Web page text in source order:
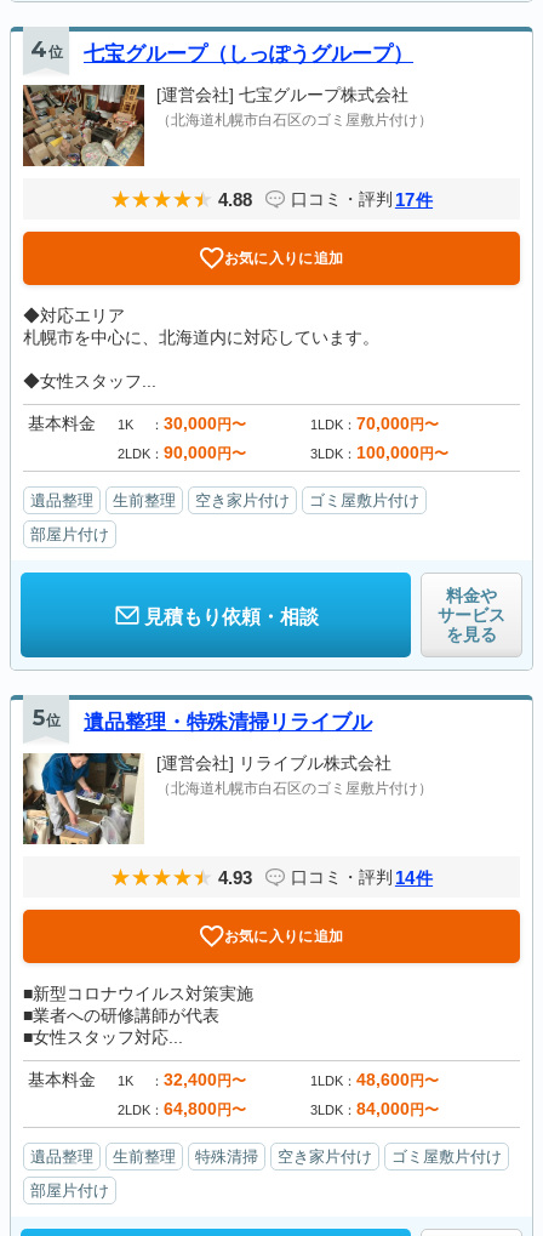
4位 七宝グループ（しっぽうグループ）
[運営会社] 七宝グループ株式会社
（北海道札幌市白石区のゴミ屋敷片付け）
4.88 口コミ・評判 17件
お気に入りに追加
◆対応エリア
札幌市を中心に、北海道内に対応しています。
◆女性スタッフ...
基本料金 1K 30,000円〜 1LDK 70,000円〜
2LDK 90,000円〜 3LDK 100,000円〜
遺品整理 生前整理 空き家片付け
ゴミ屋敷片付け
部屋片付け
見積もり依頼・相談
料金や
サービス
を見る
5位 遺品整理・特殊清掃リライブル
[運営会社] リライブル株式会社
（北海道札幌市白石区のゴミ屋敷片付け）
4.93 口コミ・評判 14件
お気に入りに追加
■新型コロナウイルス対策実施
■業者への研修講師が代表
■女性スタッフ対応...
基本料金 1K 32,400円〜 1LDK 48,600円〜
2LDK 64,800円〜 3LDK 84,000円〜
遺品整理 生前整理 特殊清掃 空き家片付け
ゴミ屋敷片付け
部屋片付け